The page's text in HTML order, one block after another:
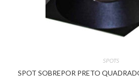
SPOTS
SPOT SOBREPOR PRETO